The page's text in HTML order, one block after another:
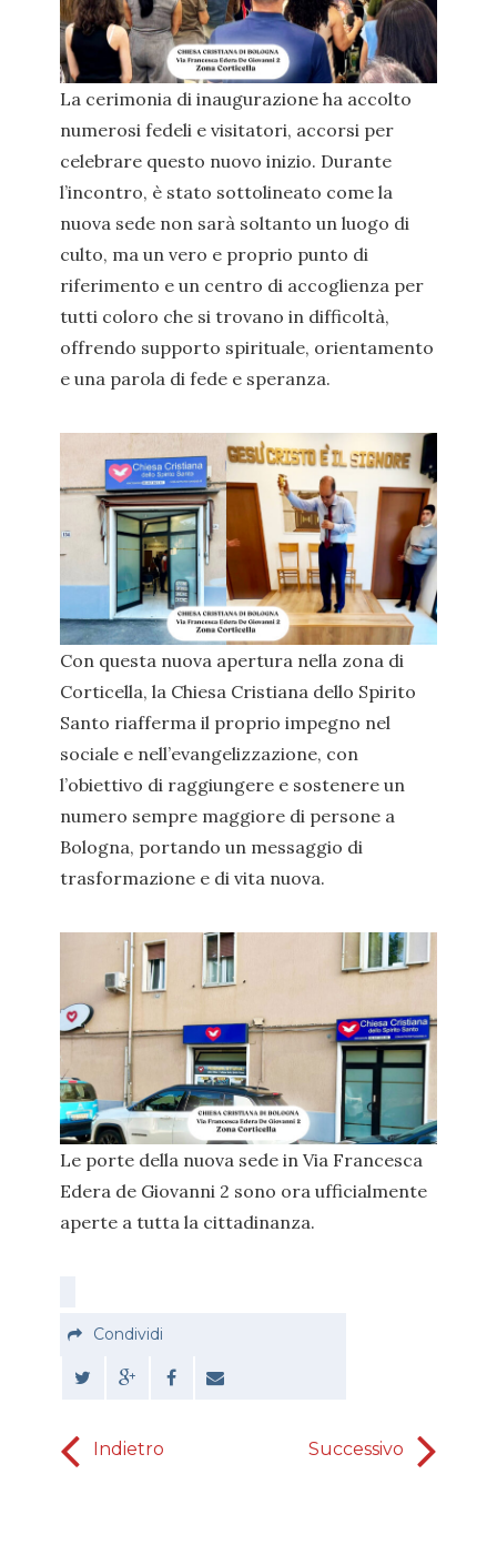
La cerimonia di inaugurazione ha accolto
numerosi fedeli e visitatori, accorsi per
celebrare questo nuovo inizio. Durante
l’incontro, è stato sottolineato come la
nuova sede non sarà soltanto un luogo di
culto, ma un vero e proprio punto di
riferimento e un centro di accoglienza per
tutti coloro che si trovano in difficoltà,
offrendo supporto spirituale, orientamento
e una parola di fede e speranza.
Con questa nuova apertura nella zona di
Corticella, la Chiesa Cristiana dello Spirito
Santo riafferma il proprio impegno nel
sociale e nell’evangelizzazione, con
l’obiettivo di raggiungere e sostenere un
numero sempre maggiore di persone a
Bologna, portando un messaggio di
trasformazione e di vita nuova.
Le porte della nuova sede in Via Francesca
Edera de Giovanni 2 sono ora ufficialmente
aperte a tutta la cittadinanza.
Condividi
Indietro Successivo